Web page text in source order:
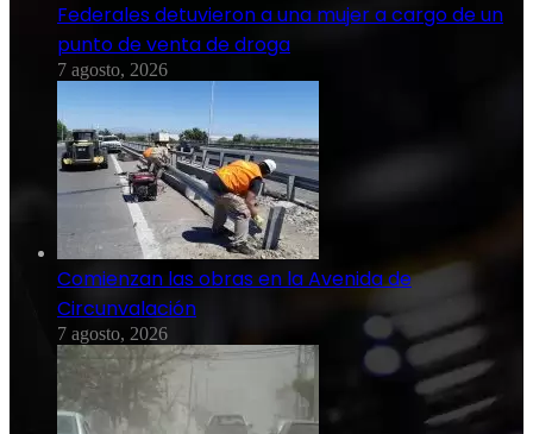
Federales detuvieron a una mujer a cargo de un
punto de venta de droga
7 agosto, 2026
Comienzan las obras en la Avenida de
Circunvalación
7 agosto, 2026